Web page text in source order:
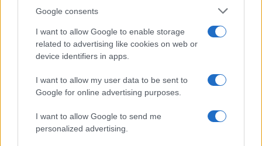
Google consents
I want to allow Google to enable storage
related to advertising like cookies on web or
device identifiers in apps.
I want to allow my user data to be sent to
Google for online advertising purposes.
I want to allow Google to send me
personalized advertising.
costretto ad andare a caccia di rendimenti in un
mercato obbligazionario contraddistinto da tassi
ridotti a zero (o in alcuni casi negativi) e volatilità
crescente. Il big del risparmio, guarda infatti con
debito sovrano dei Paesi emergenti in
valuta locale, e in particolare a quello del
asiatica “ha beneficiato di una crescita progressiva
nonché del miglioramento dei profili di credito dei